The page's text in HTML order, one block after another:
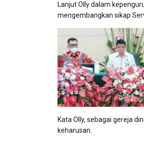
Lanjut Olly dalam
mengembangkan sikap
Kata Olly, sebagai gereja
keharusan.